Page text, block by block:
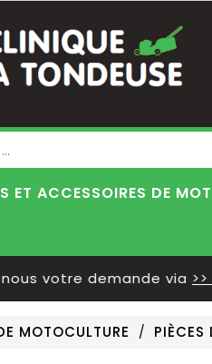
Blog
ET ACCESSOIRES DE
votre demande via>>
MOTOCULTURE PIÈCES